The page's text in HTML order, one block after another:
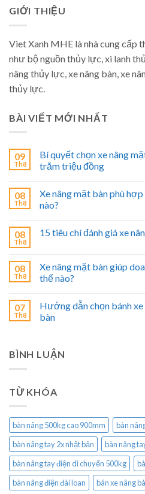
GIỚI THIỆU
Viet Xanh MHE là nhà cung cấp
như bộ nguồn thủy lực, xi lanh
nâng thủy lực, xe nâng bàn, xe
thủy lực.
BÀI VIẾT MỚI NHẤT
09
Th8
Bí quyết chọn xe nâng
trăm triệu đồng
08
Th8
Xe nâng mặt bàn phù
nào?
08
Th8
15 tiêu chí đánh giá xe
08
Th8
Xe nâng mặt bàn giúp
thế nào?
07
Th8
Hướng dẫn chọn bánh
bàn
BÌNH LUẬN
TỪ KHÓA
bàn nâng 500kg cao 900mm bàn
bàn nâng tay 2x nhật bản
bàn nâng
bàn nâng tay điện di chuyển 500kg
bàn nâng điện đài loan
bán xe nâng